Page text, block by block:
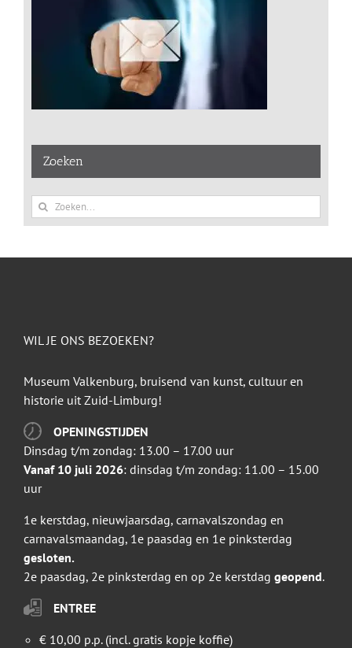
Zoeken
Zoeken
naar:
WIL JE ONS BEZOEKEN?
Museum Valkenburg, bruisend van kunst, cultuur en
historie uit Zuid-Limburg!
OPENINGSTIJDEN
Dinsdag t/m zondag: 13.00 – 17.00 uur
Vanaf 10 juli 2026: dinsdag t/m zondag: 11.00 – 15.00
uur
1e kerstdag, nieuwjaarsdag, carnavalszondag en
carnavalsmaandag, 1e paasdag en 1e pinksterdag
gesloten.
2e paasdag, 2e pinksterdag en op 2e kerstdag geopend.
ENTREE
€ 10,00 p.p. (incl. gratis kopje koffie)